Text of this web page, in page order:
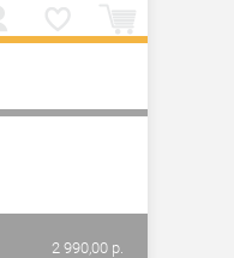
2 990,00 р.